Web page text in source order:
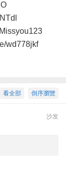
wd778jkf
倒序瀏覽
看全部
沙发